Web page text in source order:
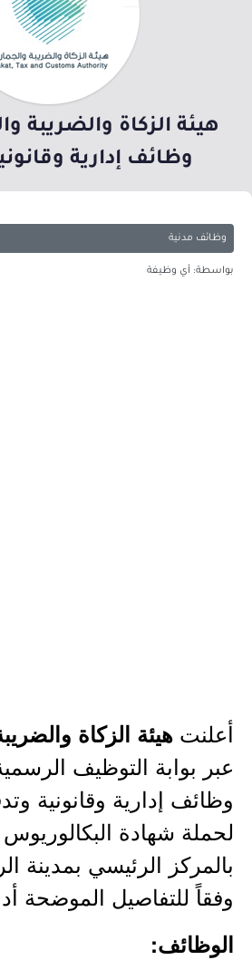
هيئة الزكاة والضريبة
وظائف إدارية
وظائف مدنية
بواسطة: أي وظيفة
أعلنت هيئة الزكاة
عبر بوابة التوظيف
وظائف إدارية وقانونية
لحملة شهادة
بالمركز الرئيسي بمدينة
وفقاً للتفاصيل الموضحة
الوظائف: